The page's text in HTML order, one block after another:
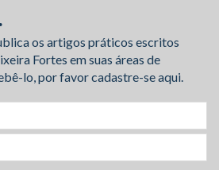
os artigos práticos escritos
Fortes em suas áreas de
lo, por favor cadastre-se aqui.